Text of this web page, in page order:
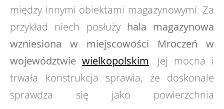
między innymi obiektami magazynowymi. Za
przykład niech posłuży hala magazynowa
wzniesiona w miejscowości Mroczeń w
województwie wielkopolskim. Jej mocna i
trwała konstrukcja sprawia, że doskonale
sprawdza się jako powierzchnia